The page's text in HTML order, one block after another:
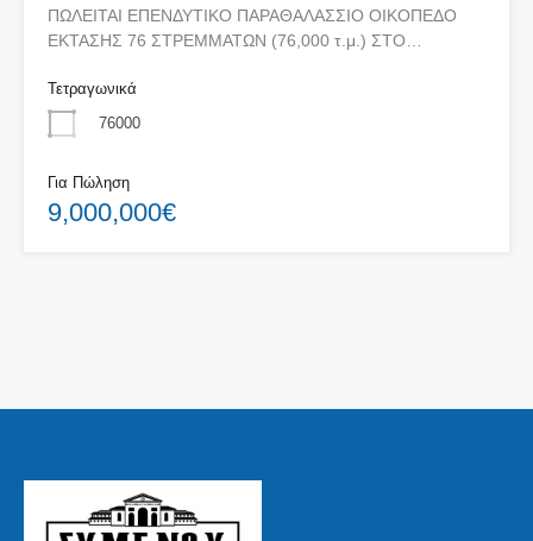
ΠΩΛΕΙΤΑΙ ΕΠΕΝΔΥΤΙΚΟ ΠΑΡΑΘΑΛΑΣΣΙΟ ΟΙΚΟΠΕΔΟ
ΕΚΤΑΣΗΣ 76 ΣΤΡΕΜΜΑΤΩΝ (76,000 τ.μ.) ΣΤΟ…
Τετραγωνικά
76000
Για Πώληση
9,000,000€